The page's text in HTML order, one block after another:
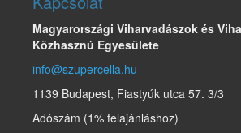
Magyarországi Viharvadászok és
Közhasznú Egyesülete
info@szupercella.hu
1139 Budapest, Fiastyúk utca 57. 3/3
Adószám (1% felajánláshoz)